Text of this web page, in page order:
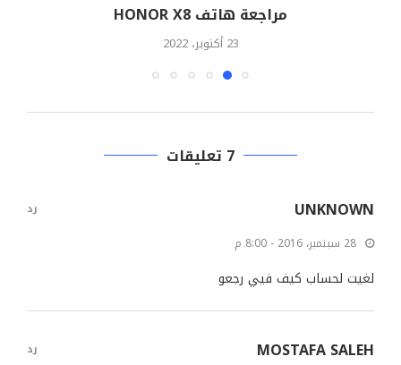
مراجعة هاتف HONOR X8
23 أكتوبر، 2022
7 تعليقات
UNKNOWN
28 سبتمبر، 2016 - 8:00 م
لغيت لحساب كيف فيي رجعو
رد
MOSTAFA SALEH رد